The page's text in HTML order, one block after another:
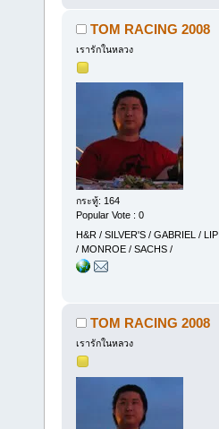
TOM RACING 2008
เรารักในหลวง
กระทู้: 164
Popular Vote : 0
H&R / SILVER'S / GABRIEL / LIP
/ MONROE / SACHS /
TOM RACING 2008
เรารักในหลวง